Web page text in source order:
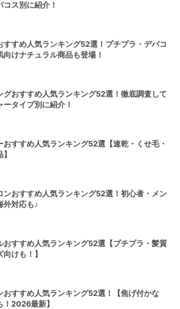
コス別に紹介！
すすめ人気ランキング52選！プチプラ・デパコ
向けナチュラル商品も登場！
グおすすめ人気ランキング52選！徹底調査して
ータイプ別に紹介！
おすすめ人気ランキング52選【速乾・くせ毛・
ンおすすめ人気ランキング52選！初心者・メン
外対応も♪
おすすめ人気ランキング52選【プチプラ・髪質
けも！】
おすすめ人気ランキング52選！【焦げ付かな
！2026最新】